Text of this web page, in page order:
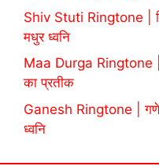
Shiv Stuti Ringtone |
मधुर ध्वनि
Maa Durga Ringtone |
का प्रतीक
Ganesh Ringtone |
ध्वनि